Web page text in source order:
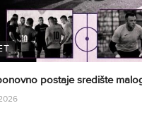
postaje središte